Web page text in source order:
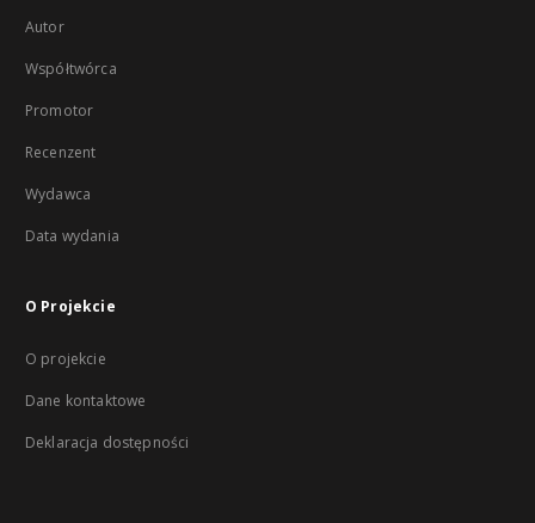
Autor
Współtwórca
Promotor
Recenzent
Wydawca
Data wydania
O Projekcie
O projekcie
Dane kontaktowe
Deklaracja dostępności